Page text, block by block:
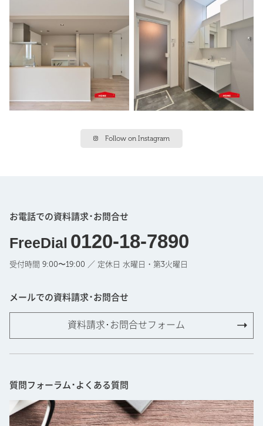
Follow on Instagram
お電話での資料請求･お問合せ
FreeDial 0120-18-7890
受付時間 9:00〜19:00 ／ 定休日 水曜日・第3火曜日
メールでの資料請求･お問合せ
資料請求･お問合せフォーム
質問フォーラム･よくある質問